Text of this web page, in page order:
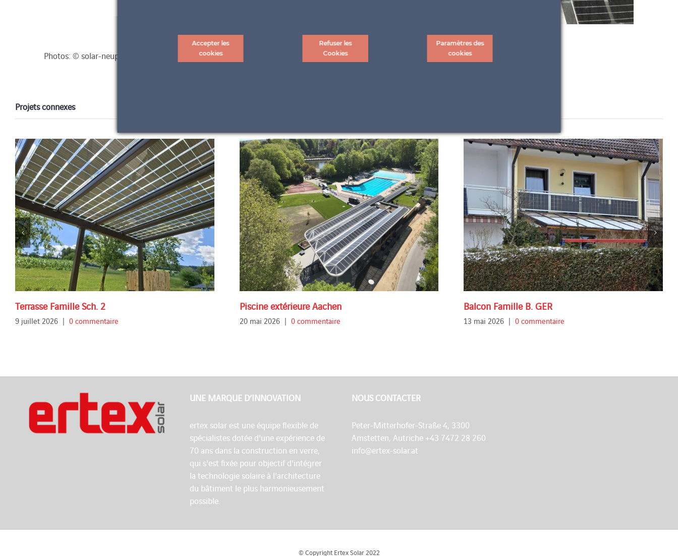
Photos: © solar-neuper
Projets connexes
Terrasse Famille Sch. 2
9 juillet 2026 | 0 commentaire
Piscine extérieure Aachen
20 mai 2026 | 0 commentaire
Balcon Famille B. GER
13 mai 2026 | 0 commentaire
UNE MARQUE D’INNOVATION
ertex solar est une équipe flexible de
spécialistes dotée d'une expérience de
70 ans dans la construction en verre,
qui s'est fixée pour objectif d'intégrer
la technologie solaire à l'architecture
du bâtiment le plus harmonieusement
possible.
NOUS CONTACTER
Peter-Mitterhofer-Straße 4, 3300
Amstetten, Autriche +43 7472 28 260
info@ertex-solar.at
© Copyright Ertex Solar 2022
Accepter les
cookies
Refuser les
Cookies
Paramètres des
cookies